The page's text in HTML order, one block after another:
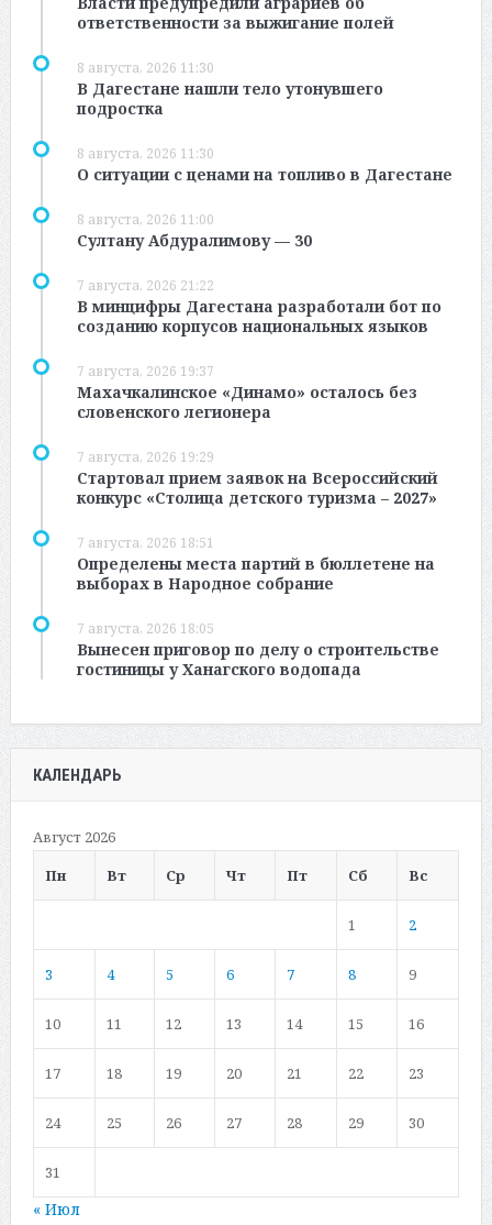
ответственности за выжигание полей
8 августа, 2026 11:30
В Дагестане нашли тело утонувшего
подростка
8 августа, 2026 11:30
О ситуации с ценами на топливо в Дагестане
8 августа, 2026 11:00
Султану Абдуралимову — 30
7 августа, 2026 21:22
В минцифры Дагестана разработали бот по
созданию корпусов национальных языков
7 августа, 2026 19:37
Махачкалинское «Динамо» осталось без
словенского легионера
7 августа, 2026 19:29
Стартовал прием заявок на Всероссийский
конкурс «Столица детского туризма – 2027»
7 августа, 2026 18:51
Определены места партий в бюллетене на
выборах в Народное собрание
7 августа, 2026 18:05
Вынесен приговор по делу о строительстве
гостиницы у Ханагского водопада
КАЛЕНДАРЬ
Август 2026
Пн
Вт Ср Чт Пт Сб Вс
1 2
3 4 5 6 7 8 9
10 11 12 13 14 15 16
17 18 19 20 21 22 23
24 25 26 27 28 29 30
31
« Июл